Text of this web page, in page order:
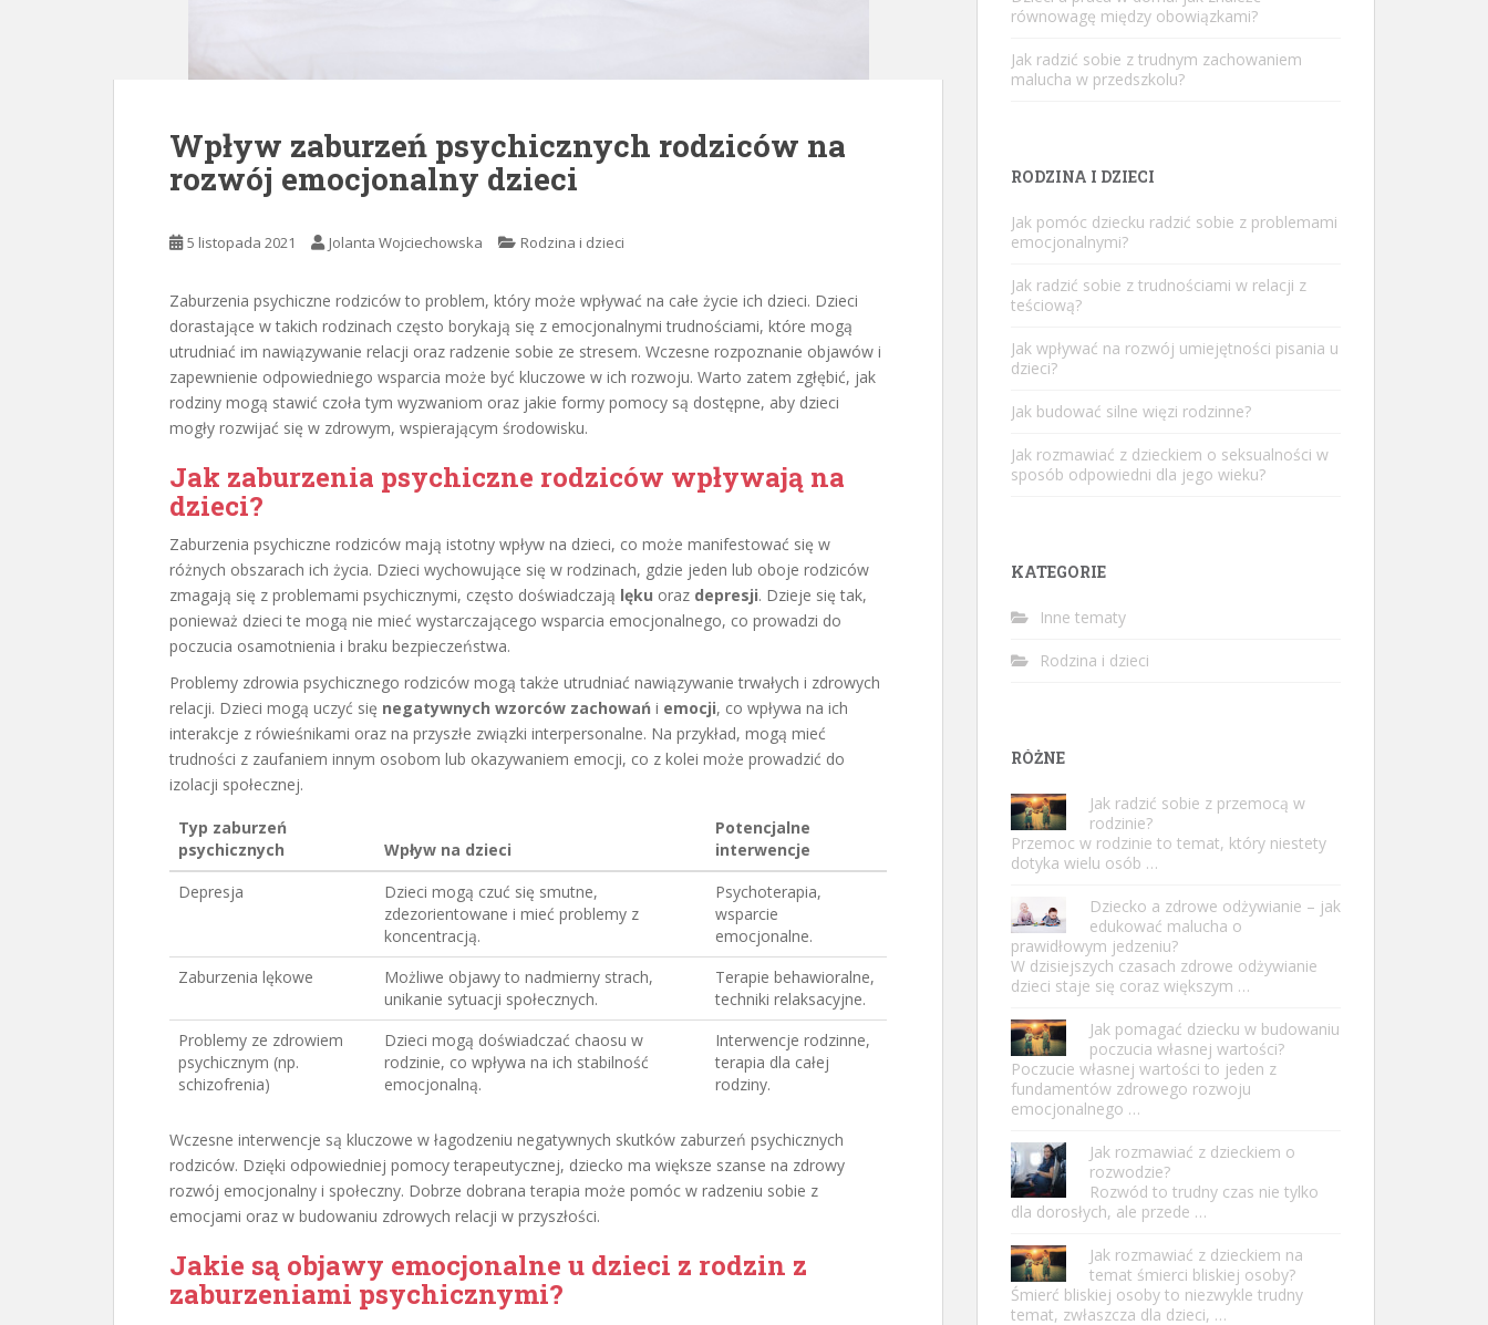
Wpływ zaburzeń psychicznych rodziców na
rozwój emocjonalny dzieci
5 listopada 2021 Jolanta Wojciechowska Rodzina i dzieci
Zaburzenia psychiczne rodziców to problem, który może wpływać na całe życie ich dzieci. Dzieci
dorastające w takich rodzinach często borykają się z emocjonalnymi trudnościami, które mogą
utrudniać im nawiązywanie relacji oraz radzenie sobie ze stresem. Wczesne rozpoznanie objawów i
zapewnienie odpowiedniego wsparcia może być kluczowe w ich rozwoju. Warto zatem zgłębić, jak
rodziny mogą stawić czoła tym wyzwaniom oraz jakie formy pomocy są dostępne, aby dzieci
mogły rozwijać się w zdrowym, wspierającym środowisku.
Jak zaburzenia psychiczne rodziców wpływają na
dzieci?
Zaburzenia psychiczne rodziców mają istotny wpływ na dzieci, co może manifestować się w
różnych obszarach ich życia. Dzieci wychowujące się w rodzinach, gdzie jeden lub oboje rodziców
zmagają się z problemami psychicznymi, często doświadczają lęku oraz depresji. Dzieje się tak,
ponieważ dzieci te mogą nie mieć wystarczającego wsparcia emocjonalnego, co prowadzi do
poczucia osamotnienia i braku bezpieczeństwa.
Problemy zdrowia psychicznego rodziców mogą także utrudniać nawiązywanie trwałych i zdrowych
relacji. Dzieci mogą uczyć się negatywnych wzorców zachowań i emocji, co wpływa na ich
interakcje z rówieśnikami oraz na przyszłe związki interpersonalne. Na przykład, mogą mieć
trudności z zaufaniem innym osobom lub okazywaniem emocji, co z kolei może prowadzić do
izolacji społecznej.
Typ zaburzeń
psychicznych
Wpływ na dzieci
Potencjalne
interwencje
Depresja
Dzieci mogą czuć się smutne,
zdezorientowane i mieć problemy z
koncentracją.
Psychoterapia,
wsparcie
emocjonalne.
Zaburzenia lękowe
Możliwe objawy to nadmierny strach,
unikanie sytuacji społecznych.
Terapie behawioralne,
techniki relaksacyjne.
Problemy ze zdrowiem
psychicznym (np.
schizofrenia)
Dzieci mogą doświadczać chaosu w
rodzinie, co wpływa na ich stabilność
emocjonalną.
Interwencje rodzinne,
terapia dla całej
rodziny.
Wczesne interwencje są kluczowe w łagodzeniu negatywnych skutków zaburzeń psychicznych
rodziców. Dzięki odpowiedniej pomocy terapeutycznej, dziecko ma większe szanse na zdrowy
rozwój emocjonalny i społeczny. Dobrze dobrana terapia może pomóc w radzeniu sobie z
emocjami oraz w budowaniu zdrowych relacji w przyszłości.
Jakie są objawy emocjonalne u dzieci z rodzin z
zaburzeniami psychicznymi?
równowagę między obowiązkami?
Jak radzić sobie z trudnym zachowaniem
malucha w przedszkolu?
RODZINA I DZIECI
Jak pomóc dziecku radzić sobie z problemami
emocjonalnymi?
Jak radzić sobie z trudnościami w relacji z
teściową?
Jak wpływać na rozwój umiejętności pisania u
dzieci?
Jak budować silne więzi rodzinne?
Jak rozmawiać z dzieckiem o seksualności w
sposób odpowiedni dla jego wieku?
KATEGORIE
Inne tematy
Rodzina i dzieci
RÓŻNE
Jak radzić sobie z przemocą w
rodzinie?
Przemoc w rodzinie to temat, który niestety
dotyka wielu osób …
Dziecko a zdrowe odżywianie – jak
edukować malucha o
prawidłowym jedzeniu?
W dzisiejszych czasach zdrowe odżywianie
dzieci staje się coraz większym …
Jak pomagać dziecku w budowaniu
poczucia własnej wartości?
Poczucie własnej wartości to jeden z
fundamentów zdrowego rozwoju
emocjonalnego …
Jak rozmawiać z dzieckiem o
rozwodzie?
Rozwód to trudny czas nie tylko
dla dorosłych, ale przede …
Jak rozmawiać z dzieckiem na
temat śmierci bliskiej osoby?
Śmierć bliskiej osoby to niezwykle trudny
temat, zwłaszcza dla dzieci, …